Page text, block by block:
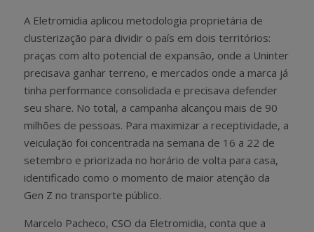
A Eletromidia aplicou metodologia proprietária de
clusterização para dividir o país em dois territórios:
praças com alto potencial de expansão, onde a Uninter
precisava ganhar terreno, e mercados onde a marca já
tinha performance consolidada e precisava defender
seu share. No total, a campanha alcançou mais de 90
milhões de pessoas. Para maximizar a receptividade, a
veiculação foi concentrada na semana de 16 a 22 de
setembro e priorizada no horário de volta para casa,
identificado como o momento de maior atenção da
Gen Z no transporte público.
Marcelo Pacheco, CSO da Eletromidia, conta que a